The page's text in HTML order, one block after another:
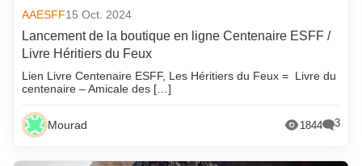
AAESFF15 Oct. 2024
Lancement de la boutique en ligne Centenaire ESFF /
Livre Héritiers du Feux
Lien Livre Centenaire ESFF, Les Héritiers du Feux = Livre du
centenaire – Amicale des […]
Mourad 1844 3